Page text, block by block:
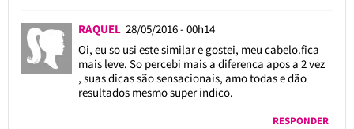
RAQUEL 28/05/2016 - 00h14
Oi, eu so usi este similar e gostei, meu cabelo.fica
mais leve. So percebi mais a diferenca apos a 2 vez
, suas dicas são sensacionais, amo todas e dão
resultados mesmo super indico.
RESPONDER